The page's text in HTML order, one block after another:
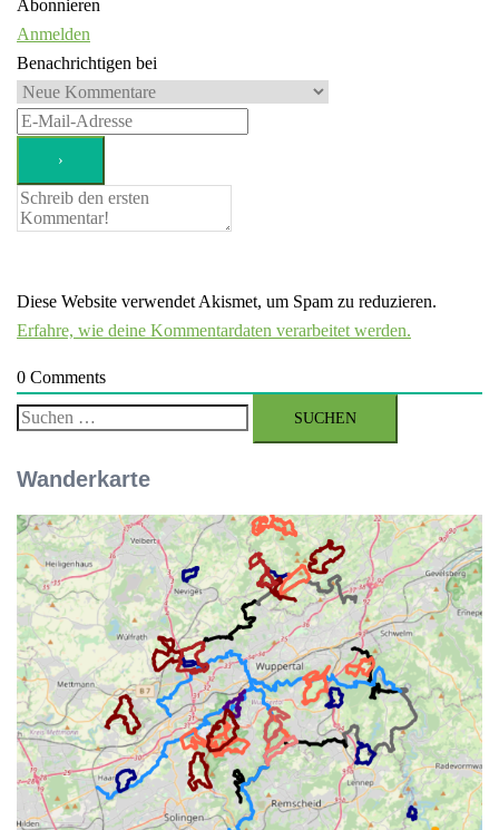
Abonnieren
Anmelden
Benachrichtigen bei
Diese Website verwendet Akismet, um Spam zu reduzieren.
Erfahre, wie deine Kommentardaten verarbeitet werden.
0 Comments
Suchen
Wanderkarte